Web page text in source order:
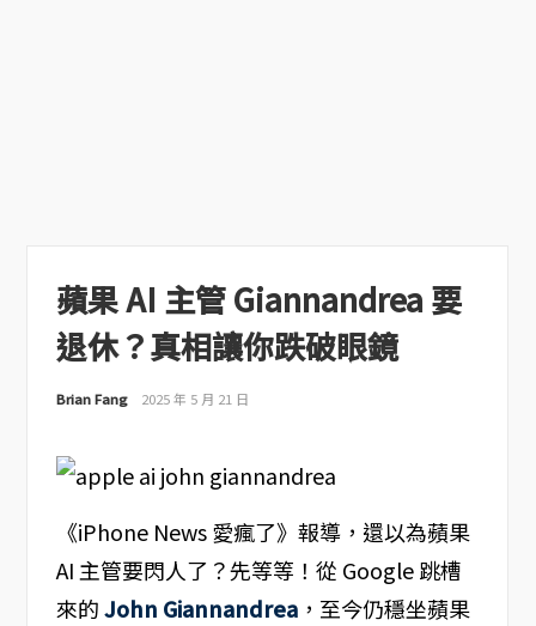
蘋果 AI 主管 Giannandrea 要
退休？真相讓你跌破眼鏡
Brian Fang 2025 年 5 月 21 日
《iPhone News 愛瘋了》報導，還以為蘋果
AI 主管要閃人了？先等等！從 Google 跳槽
來的John Giannandrea，至今仍穩坐蘋果